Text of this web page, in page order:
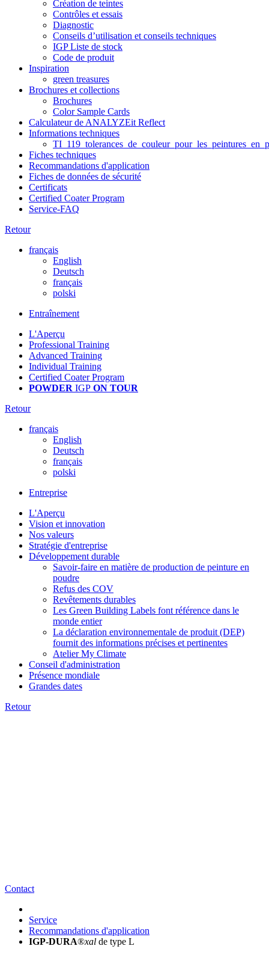
Création de teintes
Contrôles et essais
Diagnostic
Conseils d’utilisation et conseils techniques
IGP Liste de stock
Code de produit
Inspiration
green treasures
Brochures et collections
Brochures
Color Sample Cards
Calculateur de ANALYZEit Reflect
Informations techniques
Fiches techniques
Recommandations d'application
Fiches de données de sécurité
Certificats
Certified Coater Program
Service-FAQ
Retour
français
English
Deutsch
français
polski
Entraînement
L'Aperçu
Professional Training
Advanced Training
Individual Training
Certified Coater Program
POWDER IGP ON TOUR
Retour
français
English
Deutsch
français
polski
Entreprise
L'Aperçu
Vision et innovation
Nos valeurs
Stratégie d'entreprise
Développement durable
Savoir-faire en matière de production de peinture en
poudre
Refus des COV
Revêtements durables
Les Green Building Labels font référence dans le
monde entier
La déclaration environnementale de produit (DEP)
fournit des informations précises et pertinentes
Atelier My Climate
Conseil d'administration
Présence mondiale
Grandes dates
Retour
Contact
Service
Recommandations d'application
IGP-DURA®xal de type L